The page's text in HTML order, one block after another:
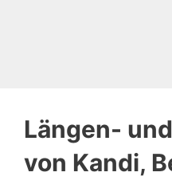
Längen-
von Kandi,